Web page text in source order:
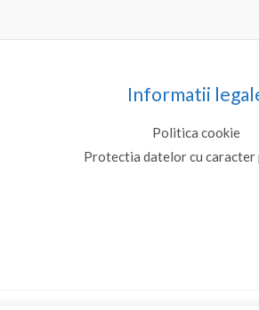
Informatii
Politica cookie
Protectia datelor cu caracter